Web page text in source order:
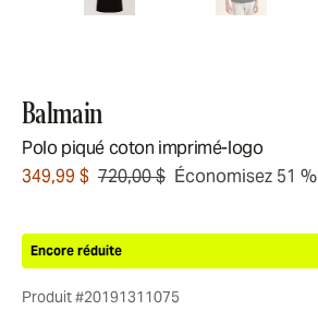
Balmain
Polo piqué coton imprimé-logo
349,99 $ 720,00 $ Économisez 51 %
Encore réduite
Produit #20191311075